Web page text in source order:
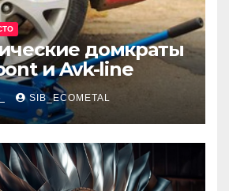
домкраты
и Avk-line
SIB_ECOMETAL